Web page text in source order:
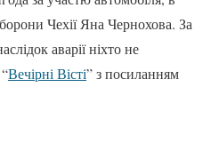
Чехії Яна Чернохова. За
аварії ніхто не
Вечірні Вісті” з посиланням